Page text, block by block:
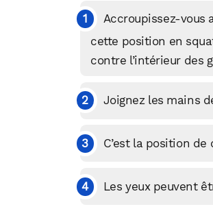
Accroupissez-vous
cette position en
contre l’intérieur des
Joignez les mains
C’est la position de
Les yeux peuvent